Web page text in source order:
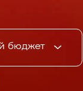
бюджет